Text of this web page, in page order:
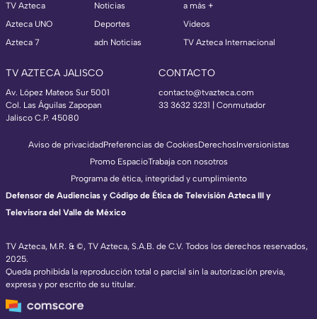
TV Azteca
Azteca UNO
Azteca 7
Noticias
Deportes
adn Noticias
a más +
Videos
TV Azteca Internacional
TV AZTECA JALISCO
Av. López Mateos Sur 5001
Col. Las Águilas Zapopan
Jalisco C.P. 45080
CONTACTO
contacto@tvazteca.com
33 3632 3231 | Conmutador
TV Azteca, M.R. & ©, TV Azteca, S.A.B. de C.V. Todos los derechos reservados,
2025.
Queda prohibida la reproducción total o parcial sin la autorización previa,
expresa y por escrito de su titular.
Aviso de privacidadPreferencias de CookiesDerechosInversionistas
Promo EspacioTrabaja con nosotros
Programa de ética, integridad y cumplimiento
Defensor de Audiencias y Código de Ética de Televisión Azteca III y
Televisora del Valle de México